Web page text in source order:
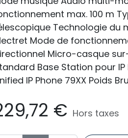
max. 100 m
Technologie du
Mode de
Micro-casque
Base Station pour IP
IP Phone 79XX Poids
€ Hors taxes